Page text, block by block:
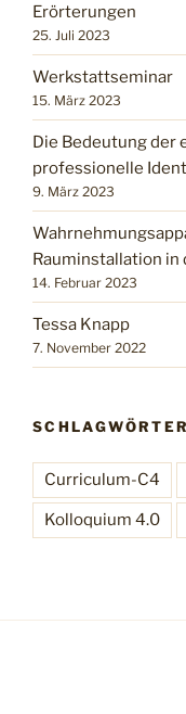
Erörterungen
25. Juli 2023
Werkstattseminar
15. März 2023
Die Bedeutung der
professionelle
9. März 2023
Rauminstallation
14. Februar 2023
Tessa Knapp
7. November 2022
SCHLAGWÖRTER
Curriculum-C4
Kolloquium 4.0